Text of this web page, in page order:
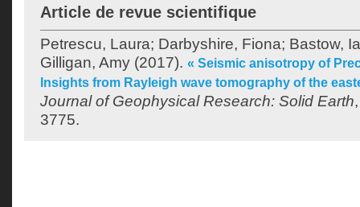
Article de revue scientifique
Petrescu, Laura; Darbyshire, Fiona; Bastow,
Gilligan, Amy (2017). « Seismic anisotropy of
Insights from Rayleigh wave tomography of the
Journal of Geophysical Research: Solid Earth
3775.